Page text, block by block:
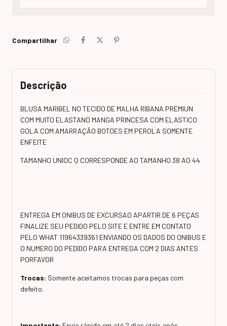
Compartilhar
Descrição
BLUSA MARIBEL NO TECIDO DE MALHA RIBANA PREMIUN
COM MUITO ELASTANO MANGA PRINCESA COM ELASTICO
GOLA COM AMARRAÇÃO BOTOES EM PEROLA SOMENTE
ENFEITE
TAMANHO UNIOC Q CORRESPONDE AO TAMANHO 38 AO 44
ENTREGA EM ONIBUS DE EXCURSAO APARTIR DE 6 PEÇAS
FINALIZE SEU PEDIDO PELO SITE E ENTRE EM CONTATO
PELO WHAT 11964339361 ENVIANDO OS DADOS DO ONIBUS E
O NUMERO DO PEDIDO PARA ENTREGA COM 2 DIAS ANTES
PORFAVOR
Trocas: Somente aceitamos trocas para peças com
defeito.